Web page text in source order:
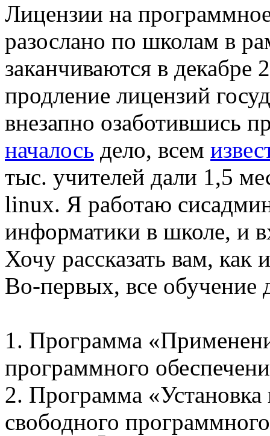
Лицензии на
разослано по школам в
заканчиваются в декабре
продление лицензий
внезапно озаботившись
началось дело, всем
тыс. учителей дали 1,5
linux. Я работаю
информатики в школе, и
Хочу рассказать вам,
Во-первых, все обучение
1. Программа
программного
2. Программа «Установка
свободного